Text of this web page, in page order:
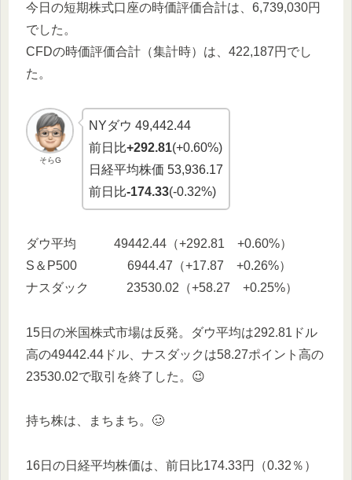
今日の短期株式口座の時価評価合計は、6,739,030円
でした。
CFDの時価評価合計（集計時）は、422,187円でし
た。
そらG
NYダウ 49,442.44
前日比+292.81(+0.60%)
日経平均株価 53,936.17
前日比-174.33(-0.32%)
ダウ平均 49442.44（+292.81 +0.60%）
S＆P500 6944.47（+17.87 +0.26%）
ナスダック 23530.02（+58.27 +0.25%）
15日の米国株式市場は反発。ダウ平均は292.81ドル
高の49442.44ドル、ナスダックは58.27ポイント高の
23530.02で取引を終了した。😉
持ち株は、まちまち。🥴
16日の日経平均株価は、前日比174.33円（0.32％）